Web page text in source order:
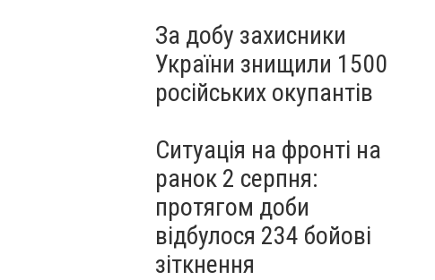
За добу захисники
України знищили 1500
російських окупантів
Ситуація на фронті на
ранок 2 серпня:
протягом доби
відбулося 234 бойові
зіткнення